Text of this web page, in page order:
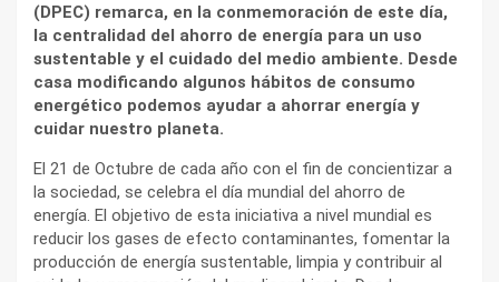
(DPEC) remarca, en la conmemoración de este día,
la centralidad del ahorro de energía para un uso
sustentable y el cuidado del medio ambiente. Desde
casa modificando algunos hábitos de consumo
energético podemos ayudar a ahorrar energía y
cuidar nuestro planeta.
El 21 de Octubre de cada año con el fin de concientizar a
la sociedad, se celebra el día mundial del ahorro de
energía. El objetivo de esta iniciativa a nivel mundial es
reducir los gases de efecto contaminantes, fomentar la
producción de energía sustentable, limpia y contribuir al